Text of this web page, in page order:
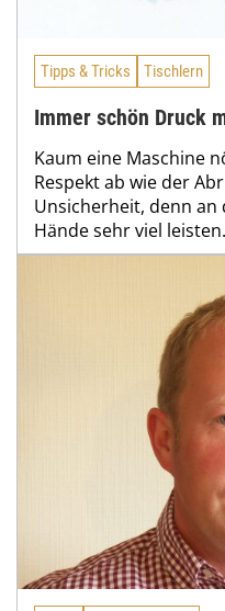
Tipps & Tricks Tischlern
Immer schön Druck
Kaum eine Maschine
Respekt ab wie der
Unsicherheit, denn an
Hände sehr viel leisten.